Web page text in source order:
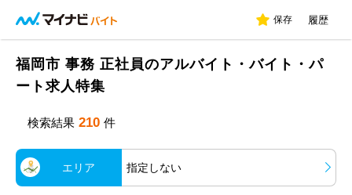
保存 履歴
福岡市 事務 正社員のアルバイト・バイト・パ
ート求人特集
検索結果 210 件
エリア 指定しない